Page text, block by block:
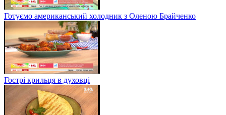
Готуємо американський холодник з Оленою Брайченко
Гострі крильця в духовці